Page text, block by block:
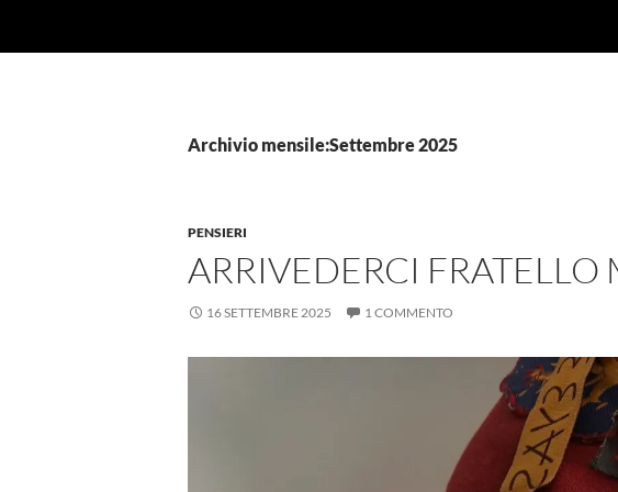
Archivio mensile:Settembre 2025
PENSIERI
ARRIVEDERCI FRATELLO
16 SETTEMBRE 2025 1 COMMENTO